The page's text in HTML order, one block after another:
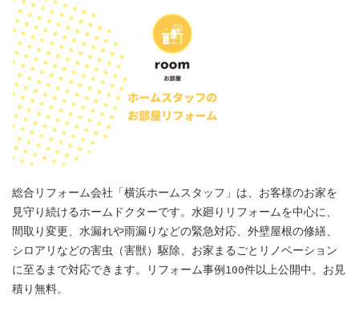
総合リフォーム会社「横浜ホームスタッフ」は、お客様のお家を
見守り続けるホームドクターです。水廻りリフォームを中心に、
間取り変更、水漏れや雨漏りなどの緊急対応、外壁屋根の修繕、
シロアリなどの害虫（害獣）駆除、お家まるごとリノベーション
に至るまで対応できます。リフォーム事例100件以上公開中。お見
積り無料。